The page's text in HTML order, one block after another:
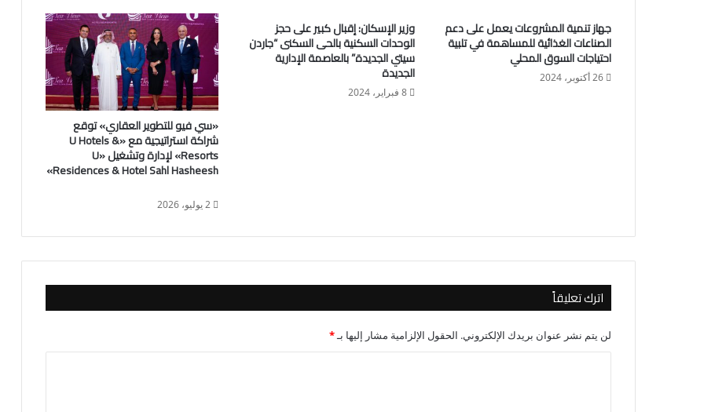
جهاز تنمية المشروعات يعمل على دعم
الصناعات الغذائية للمساهمة في تلبية
احتياجات السوق المحلي
26 أكتوبر، 2024
وزير الإسكان: إقبال كبير على حجز
الوحدات السكنية بالحى السكنى “جاردن
سيتي الجديدة” بالعاصمة الإدارية
الجديدة
8 فبراير، 2024
«سي فيو للتطوير العقاري» توقع
شراكة استراتيجية مع «U Hotels &
Resorts» لإدارة وتشغيل «U
Residences & Hotel Sahl Hasheesh»
2 يوليو، 2026
اترك تعليقاً
لن يتم نشر عنوان بريدك الإلكتروني. الحقول الإلزامية مشار إليها بـ*